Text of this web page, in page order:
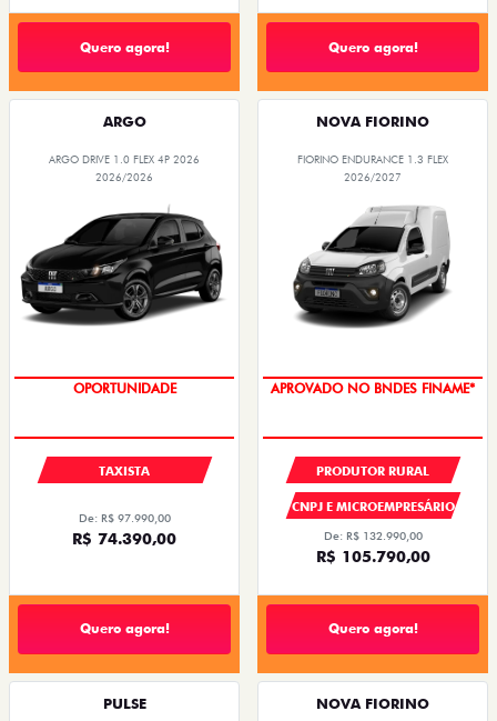
Quero agora! Quero agora!
ARGO
ARGO DRIVE 1.0 FLEX 4P 2026
2026/2026
OPORTUNIDADE
TAXISTA
De: R$ 97.990,00
R$ 74.390,00
Quero agora!
NOVA FIORINO
FIORINO ENDURANCE 1.3 FLEX
2026/2027
APROVADO NO BNDES FINAME*
PRODUTOR RURAL
CNPJ E MICROEMPRESÁRIO
De: R$ 132.990,00
R$ 105.790,00
Quero agora!
PULSE NOVA FIORINO